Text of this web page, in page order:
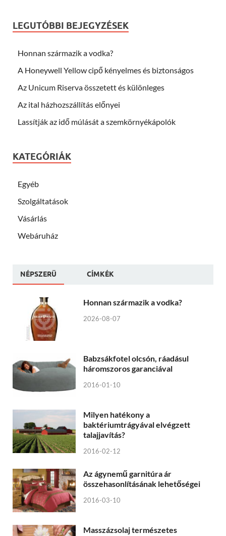
LEGUTÓBBI BEJEGYZÉSEK
Honnan származik a vodka?
A Honeywell Yellow cipő kényelmes és biztonságos
Az Unicum Riserva összetett és különleges
Az ital házhozszállítás előnyei
Lassítják az idő múlását a szemkörnyékápolók
KATEGÓRIÁK
Egyéb
Szolgáltatások
Vásárlás
Webáruház
NÉPSZERÜ CÍMKÉK
Honnan származik a vodka?
2026-08-07
Babzsákfotel olcsón, ráadásul
háromszoros garanciával
2016-01-10
Milyen hatékony a
baktériumtrágyával elvégzett
talajjavítás?
2016-02-12
Az ágynemű garnitúra ár
összehasonlításának lehetőségei
2016-03-10
Masszázsolaj természetes